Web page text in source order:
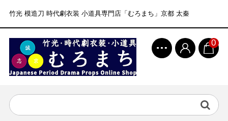
竹光 模造刀 時代劇衣装 小道具専門店「むろまち」京都 太秦
0